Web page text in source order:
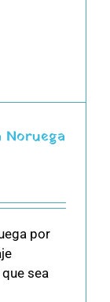
Noruega
por
sea